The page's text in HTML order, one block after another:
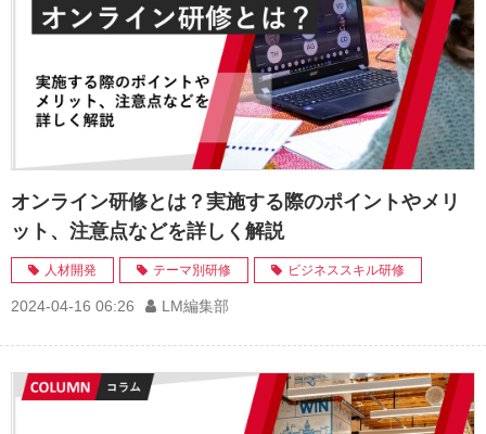
オンライン研修とは？実施する際のポイントやメリ
ット、注意点などを詳しく解説
人材開発 テーマ別研修 ビジネススキル研修
2024-04-16 06:26 LM編集部